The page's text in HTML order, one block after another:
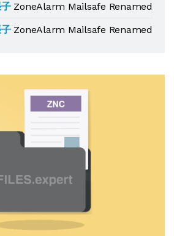
ZoneAlarm Mailsafe Renamed
ZoneAlarm Mailsafe Renamed